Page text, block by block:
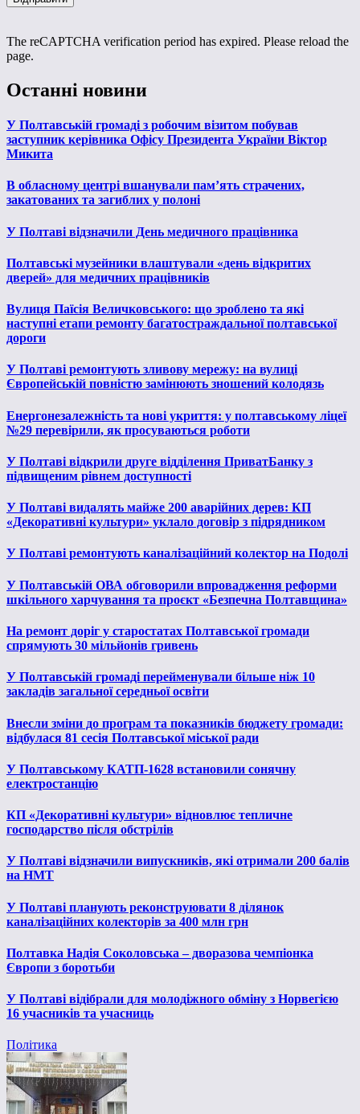
The reCAPTCHA verification period has expired. Please reload the
page.
Останні новини
У Полтавській громаді з робочим візитом побував
заступник керівника Офісу Президента України Віктор
Микита
В обласному центрі вшанували пам’ять страчених,
закатованих та загиблих у полоні
У Полтаві відзначили День медичного працівника
Полтавські музейники влаштували «день відкритих
дверей» для медичних працівників
Вулиця Паїсія Величковського: що зроблено та які
наступні етапи ремонту багатостраждальної полтавської
дороги
У Полтаві ремонтують зливову мережу: на вулиці
Європейській повністю замінюють зношений колодязь
Енергонезалежність та нові укриття: у полтавському ліцеї
№29 перевірили, як просуваються роботи
У Полтаві відкрили друге відділення ПриватБанку з
підвищеним рівнем доступності
У Полтаві видалять майже 200 аварійних дерев: КП
«Декоративні культури» уклало договір з підрядником
У Полтаві ремонтують каналізаційний колектор на Подолі
У Полтавській ОВА обговорили впровадження реформи
шкільного харчування та проєкт «Безпечна Полтавщина»
На ремонт доріг у старостатах Полтавської громади
спрямують 30 мільйонів гривень
У Полтавській громаді перейменували більше ніж 10
закладів загальної середньої освіти
Внесли зміни до програм та показників бюджету громади:
відбулася 81 сесія Полтавської міської ради
У Полтавському КАТП-1628 встановили сонячну
електростанцію
КП «Декоративні культури» відновлює тепличне
господарство після обстрілів
У Полтаві відзначили випускників, які отримали 200 балів
на НМТ
У Полтаві планують реконструювати 8 ділянок
каналізаційних колекторів за 400 млн грн
Полтавка Надія Соколовська – дворазова чемпіонка
Європи з боротьби
У Полтаві відібрали для молодіжного обміну з Норвегією
16 учасників та учасниць
Політика